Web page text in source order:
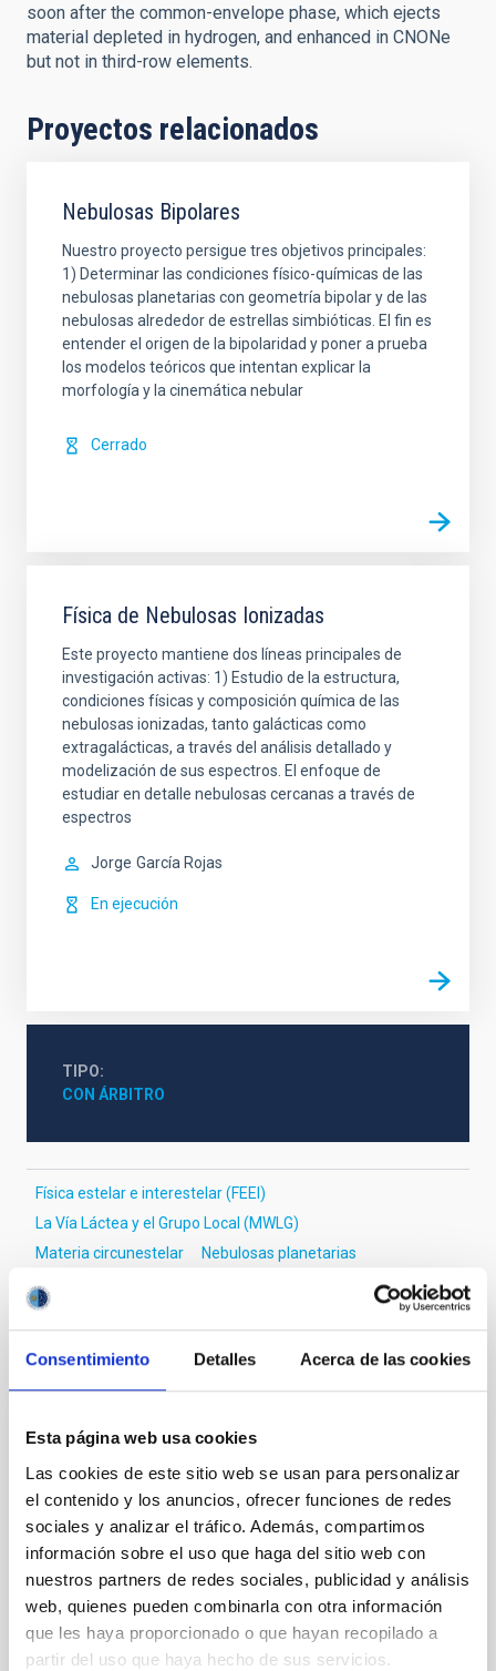
Consentimiento Detalles Acerca de las cookies
Esta página web usa cookies
Las cookies de este sitio web se usan para personalizar
el contenido y los anuncios, ofrecer funciones de redes
sociales y analizar el tráfico. Además, compartimos
información sobre el uso que haga del sitio web con
nuestros partners de redes sociales, publicidad y análisis
web, quienes pueden combinarla con otra información
que les haya proporcionado o que hayan recopilado a
partir del uso que haya hecho de sus servicios.
soon after the common-envelope phase, which ejects
material depleted in hydrogen, and enhanced in CNONe
but not in third-row elements.
Proyectos relacionados
Nebulosas Bipolares
Nuestro proyecto persigue tres objetivos principales:
1) Determinar las condiciones físico-químicas de las
nebulosas planetarias con geometría bipolar y de las
nebulosas alrededor de estrellas simbióticas. El fin es
entender el origen de la bipolaridad y poner a prueba
los modelos teóricos que intentan explicar la
morfología y la cinemática nebular
Cerrado
Física de Nebulosas Ionizadas
Este proyecto mantiene dos líneas principales de
investigación activas: 1) Estudio de la estructura,
condiciones físicas y composición química de las
nebulosas ionizadas, tanto galácticas como
extragalácticas, a través del análisis detallado y
modelización de sus espectros. El enfoque de
estudiar en detalle nebulosas cercanas a través de
espectros
Jorge García Rojas
En ejecución
TIPO
CON ÁRBITRO
Física estelar e interestelar (FEEI)
La Vía Láctea y el Grupo Local (MWLG)
Materia circunestelar
Nebulosas planetarias
Te puede interesar
CON ÁRBITRO
The impact of star formation histories on
the inner dark matter density slopes of
galaxies
Aims. We aim to investigate the connection between
matter density profiles of simulated galaxies. In
particular, we tested whether the burstiness and
temporal distribution of star formation influence the